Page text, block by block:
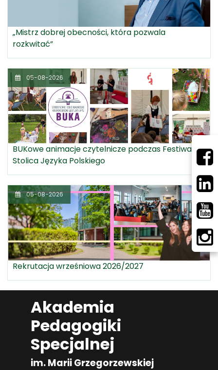
„Mistrz dobrej obecności, która pozwala
rozkwitać”
05-08-2026
BUKowe animacje czytelnicze podczas Festiwalu
Stolica Języka Polskiego
05-08-2026
Rekrutacja wrześniowa 2026/2027
Akademia
Pedagogiki
Specjalnej
im. Marii Grzegorzewskiej